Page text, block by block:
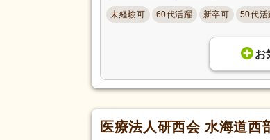
未経験可 60代活躍 新卒可 50代活
お
医療法人研西会 水海道西